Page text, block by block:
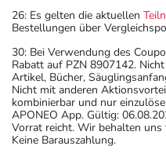
26: Es gelten die aktuellen
Bestellungen über
30: Bei Verwendung des
Rabatt auf PZN 8907142.
Artikel, Bücher,
Nicht mit anderen
kombinierbar und nur
APONEO App. Gültig:
Vorrat reicht. Wir behalten
Keine Barauszahlung.